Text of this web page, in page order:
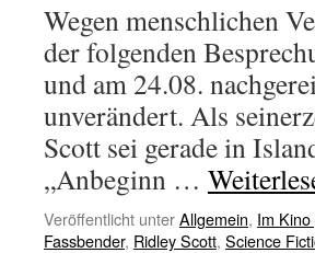
Wegen menschlichen
der folgenden
und am 24.08.
unverändert. Als
Scott sei gerade in
„Anbeginn …
Veröffentlicht unterAllgemein, Im
Fassbender, Ridley Scott, Science